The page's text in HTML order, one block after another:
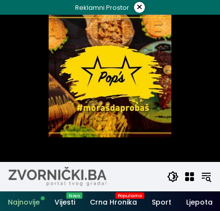
to
Reklamni Prostor ×
Najnovije Vijesti Crna Hronika Sport Ljepota i